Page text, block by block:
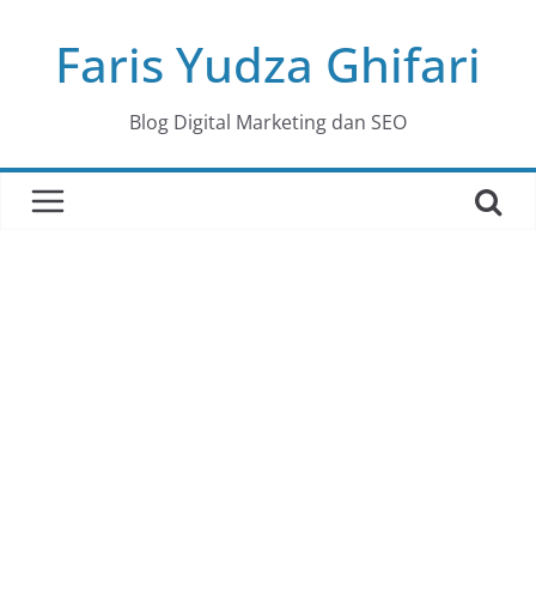
contentFaris Yudza Ghifari
Blog Digital Marketing dan SEO